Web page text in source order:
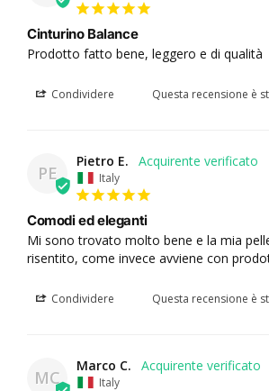
Cinturino Balance
Prodotto fatto bene, leggero e di qualità
Condividere Questa recensione è
PE
Pietro E.
Italy
Comodi ed eleganti
Mi sono trovato molto bene e la mia
risentito, come invece avviene con
Condividere Questa recensione è
MC
Marco C.
Italy